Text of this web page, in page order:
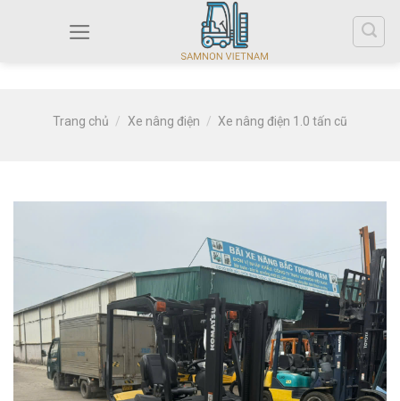
Trang chủ / Xe nâng điện / Xe nâng điện 1.0 tấn cũ